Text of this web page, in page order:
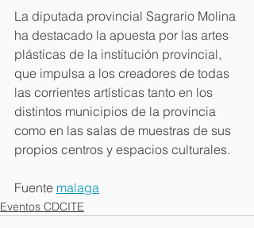
La diputada provincial Sagrario Molina
ha destacado la apuesta por las artes
plásticas de la institución provincial,
que impulsa a los creadores de todas
las corrientes artísticas tanto en los
distintos municipios de la provincia
como en las salas de muestras de sus
propios centros y espacios culturales.
Fuente malaga
Eventos CDCITE